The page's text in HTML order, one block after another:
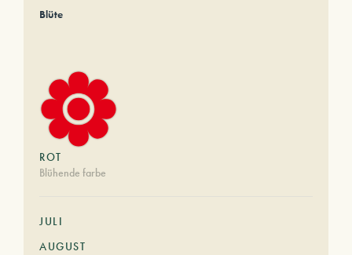
Blüte
ROT
Blühende farbe
JULI
AUGUST